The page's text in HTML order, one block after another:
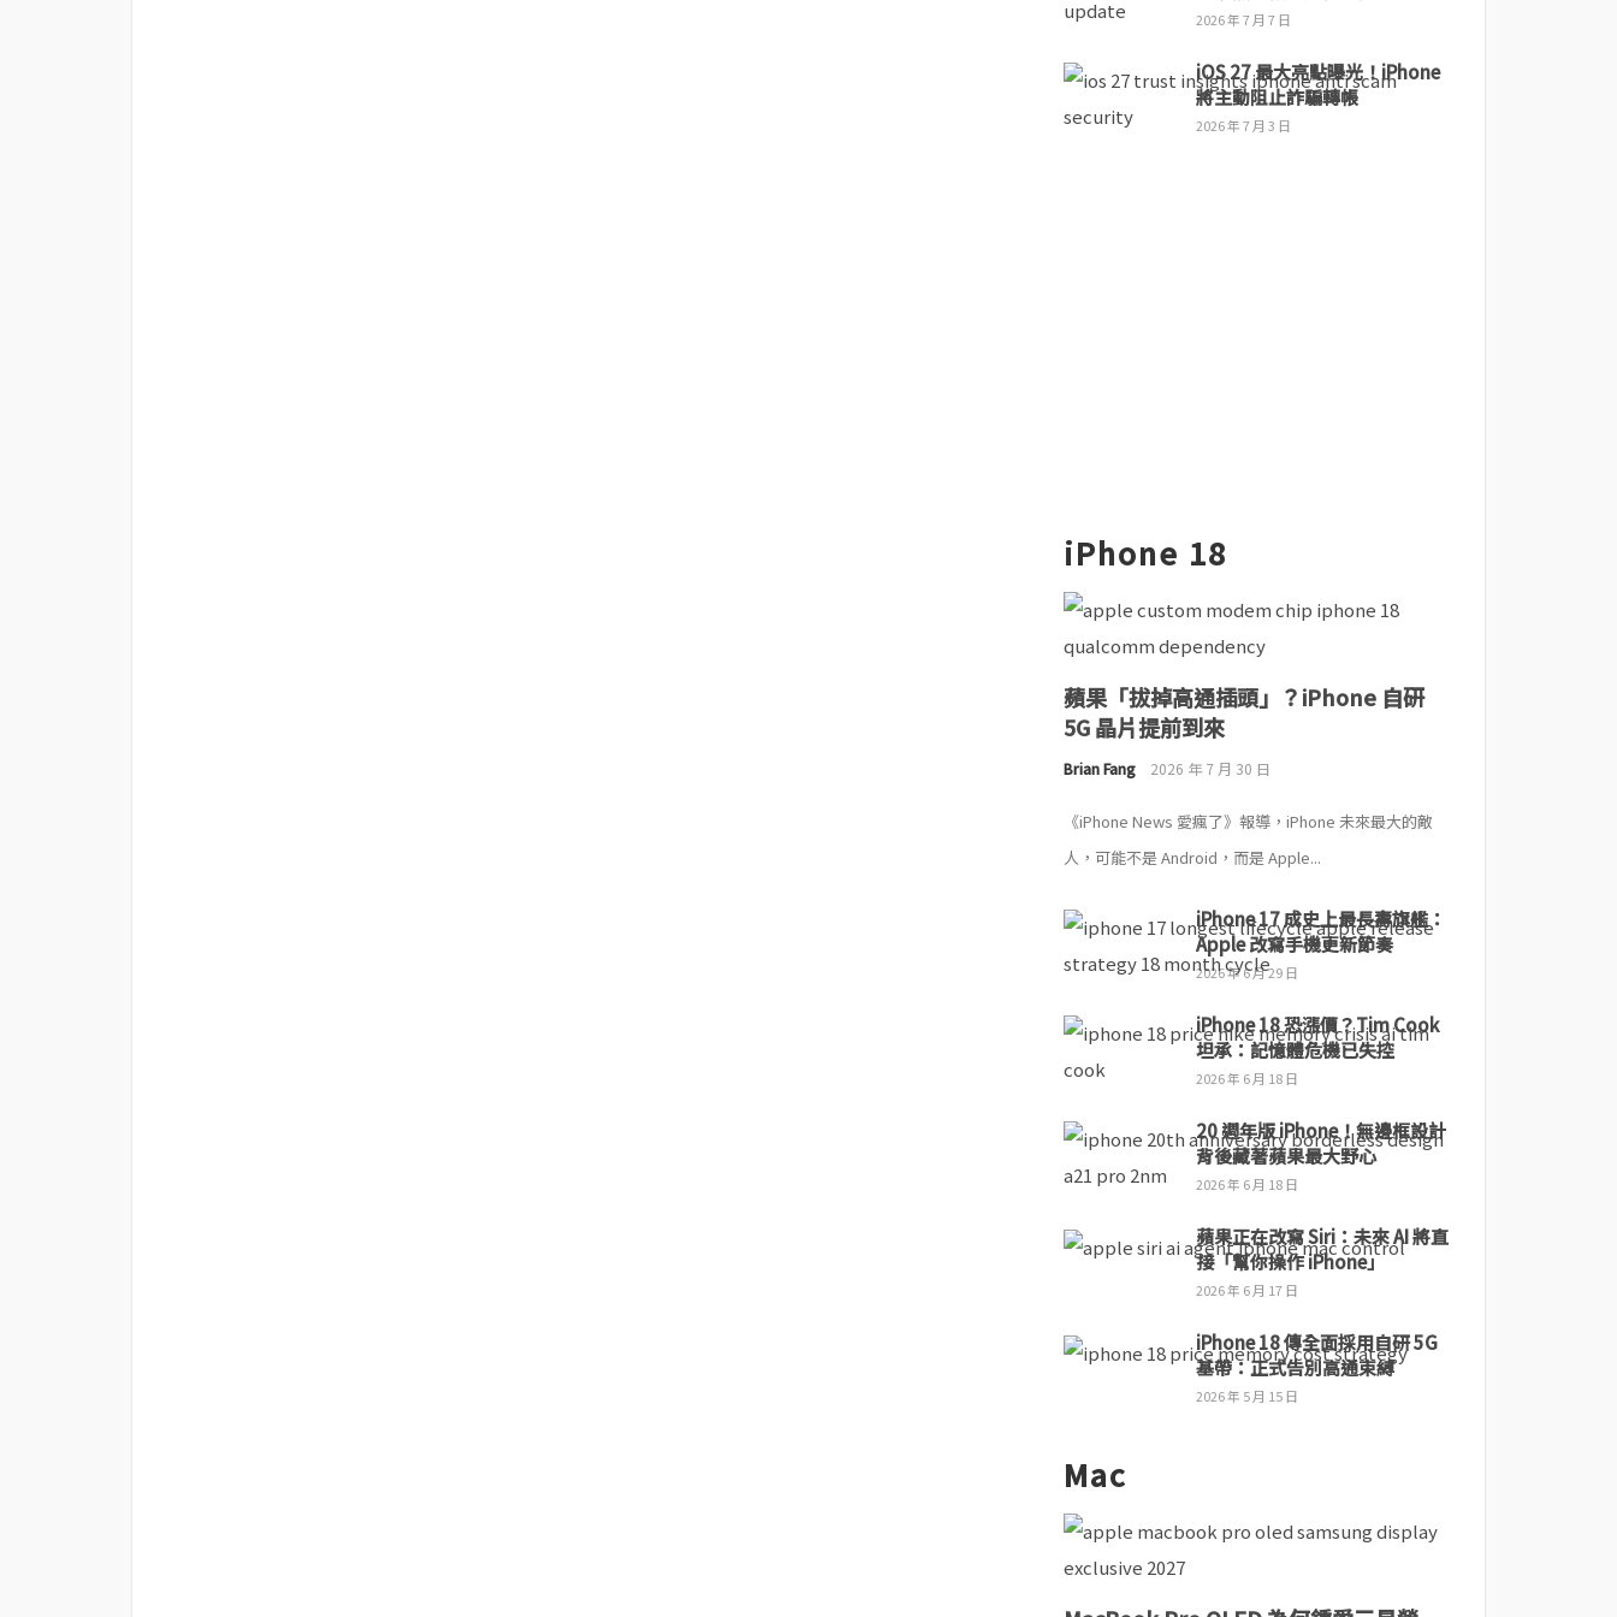
2026 年 7 月 7 日
iOS 27 最大亮點曝光！iPhone
將主動阻止詐騙轉帳
2026 年 7 月 3 日
iPhone 18
蘋果「拔掉高通插頭」？iPhone 自研
5G 晶片提前到來
Brian Fang 2026 年 7 月 30 日
《iPhone News 愛瘋了》報導，iPhone 未來最大的敵
人，可能不是 Android，而是 Apple...
iPhone 17 成史上最長壽旗艦：
Apple 改寫手機更新節奏
2026 年 6 月 29 日
iPhone 18 恐漲價？Tim Cook
坦承：記憶體危機已失控
2026 年 6 月 18 日
20 週年版 iPhone！無邊框設計
背後藏著蘋果最大野心
2026 年 6 月 18 日
蘋果正在改寫 Siri：未來 AI 將直
接「幫你操作 iPhone」
2026 年 6 月 17 日
iPhone 18 傳全面採用自研 5G
基帶：正式告別高通束縛
2026 年 5 月 15 日
Mac